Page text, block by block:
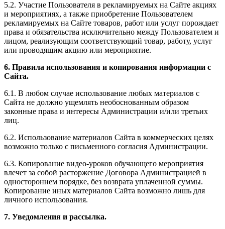
5.2. Участие Пользователя в рекламируемых на Сайте акциях
и мероприятиях, а также приобретение Пользователем
рекламируемых на Сайте товаров, работ или услуг порождает
права и обязательства исключительно между Пользователем и
лицом, реализующим соответствующий товар, работу, услуг
или проводящим акцию или мероприятие.
6. Правила использования и копирования информации с
Сайта.
6.1. В любом случае использование любых материалов с
Сайта не должно ущемлять необоснованным образом
законные права и интересы Администрации и/или третьих
лиц.
6.2. Использование материалов Сайта в коммерческих целях
возможно только с письменного согласия Администрации.
6.3. Копирование видео-уроков обучающего мероприятия
влечет за собой расторжение Договора Администрацией в
одностороннем порядке, без возврата уплаченной суммы.
Копирование иных материалов Сайта возможно лишь для
личного использования.
7. Уведомления и рассылка.